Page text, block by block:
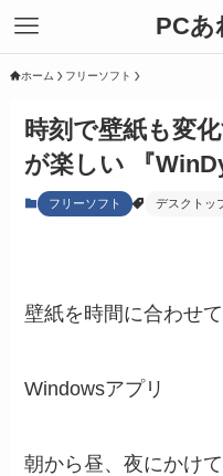
PCあ
ホーム フリーソフト
時刻で壁紙も変
が楽しい 『
フリーソフト デスクトッ
壁紙を時間に合わせ
Windowsアプリ
朝から昼、夜にかけ